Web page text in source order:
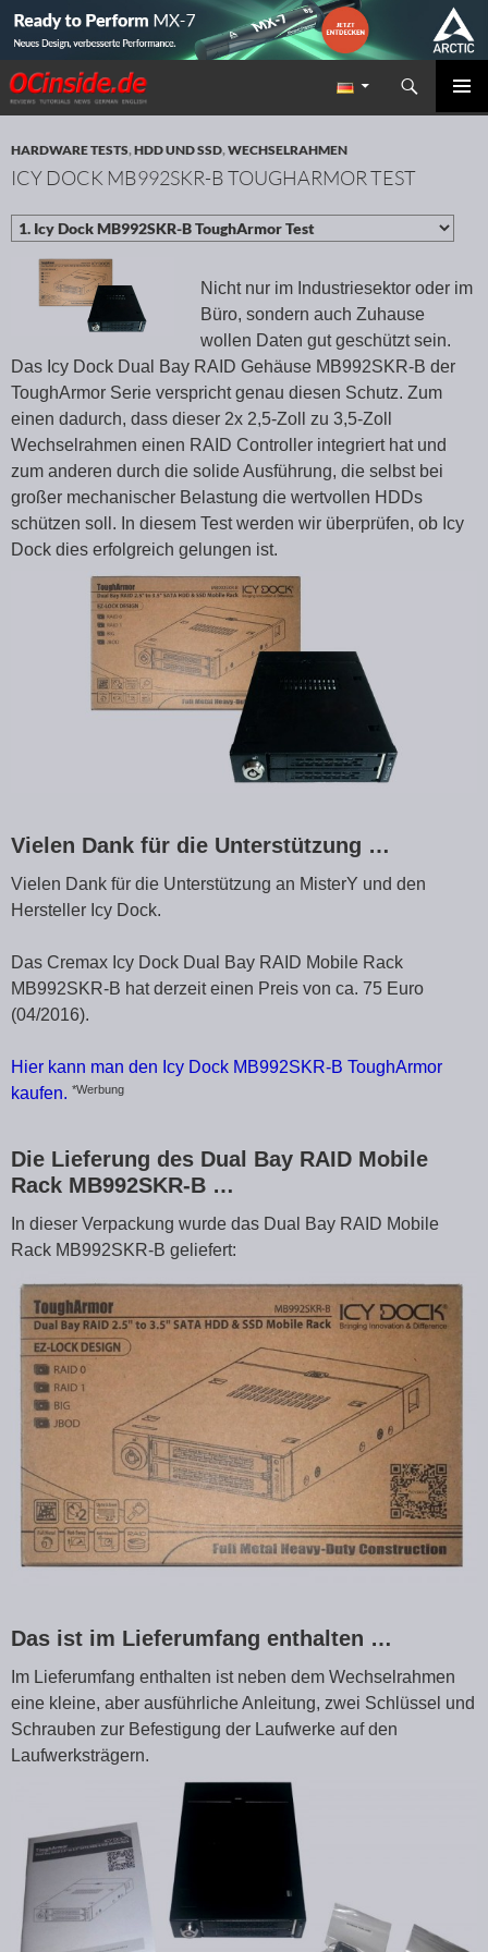
Redaktion ocinside.de PC Hardware Portal
Suchen
ZUM INHALT SPRINGEN
HARDWARE TESTS,HDD UND SSD,WECHSELRAHMEN
ICY DOCK MB992SKR-B TOUGHARMOR TEST
Nicht nur im Industriesektor oder im
Büro, sondern auch Zuhause
wollen Daten gut geschützt sein.
Das Icy Dock Dual Bay RAID Gehäuse MB992SKR-B der
ToughArmor Serie verspricht genau diesen Schutz. Zum
einen dadurch, dass dieser 2x 2,5-Zoll zu 3,5-Zoll
Wechselrahmen einen RAID Controller integriert hat und
zum anderen durch die solide Ausführung, die selbst bei
großer mechanischer Belastung die wertvollen HDDs
schützen soll. In diesem Test werden wir überprüfen, ob Icy
Dock dies erfolgreich gelungen ist.
Vielen Dank für die Unterstützung …
Vielen Dank für die Unterstützung an MisterY und den
Hersteller Icy Dock.
Das Cremax Icy Dock Dual Bay RAID Mobile Rack
MB992SKR-B hat derzeit einen Preis von ca. 75 Euro
(04/2016).
Hier kann man den Icy Dock MB992SKR-B ToughArmor
kaufen. *Werbung
Die Lieferung des Dual Bay RAID Mobile
Rack MB992SKR-B …
In dieser Verpackung wurde das Dual Bay RAID Mobile
Rack MB992SKR-B geliefert:
Das ist im Lieferumfang enthalten …
Im Lieferumfang enthalten ist neben dem Wechselrahmen
eine kleine, aber ausführliche Anleitung, zwei Schlüssel und
Schrauben zur Befestigung der Laufwerke auf den
Laufwerksträgern.